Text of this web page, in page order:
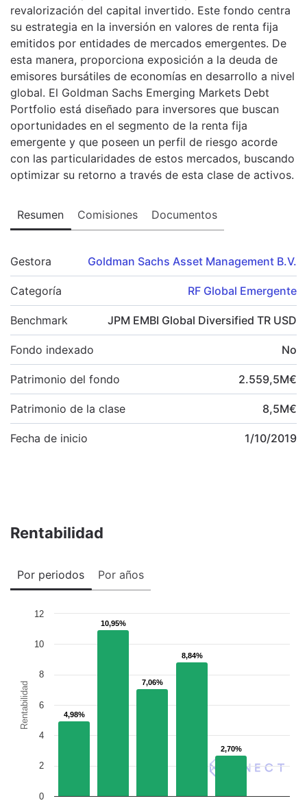
revalorización del capital invertido. Este fondo centra
su estrategia en la inversión en valores de renta fija
emitidos por entidades de mercados emergentes. De
esta manera, proporciona exposición a la deuda de
emisores bursátiles de economías en desarrollo a nivel
global. El Goldman Sachs Emerging Markets Debt
Portfolio está diseñado para inversores que buscan
oportunidades en el segmento de la renta fija
emergente y que poseen un perfil de riesgo acorde
con las particularidades de estos mercados, buscando
optimizar su retorno a través de esta clase de activos.
Resumen Comisiones Documentos
Gestora Goldman Sachs Asset Management B.V.
Categoría RF Global Emergente
Benchmark JPM EMBI Global Diversified TR USD
Fondo indexado No
Patrimonio del fondo 2.559,5M€
Patrimonio de la clase 8,5M€
Fecha de inicio 1/10/2019
Rentabilidad
Por periodos Por años
Rentabilidad 4,98%
4,98%
10,95%
10,95%
7,06%
7,06%
8,84%
8,84%
2,70%
2,70%
0
2
4
6
8
10
12